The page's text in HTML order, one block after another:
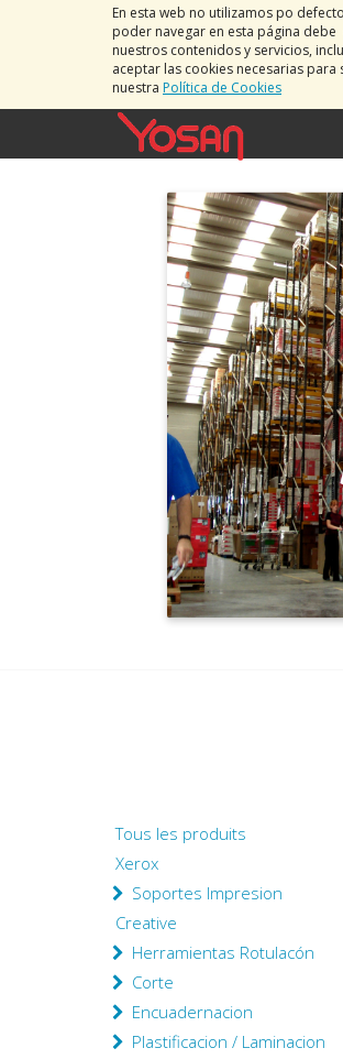
En esta web no utilizamos po
poder navegar en esta página
nuestros contenidos y servicios,
aceptar las cookies necesarias
nuestra Política de Cookies
Tous les produits
Xerox
Soportes Impresion
Creative
Herramientas Rotulacón
Corte
Encuadernacion
Plastificacion / Laminacion